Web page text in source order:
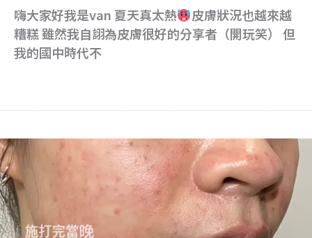
嗨大家好我是van 夏天真太熱
皮膚狀況也越來越
糟糕 雖然我自詡為皮膚很好的分享者（開玩笑） 但
我的國中時代不